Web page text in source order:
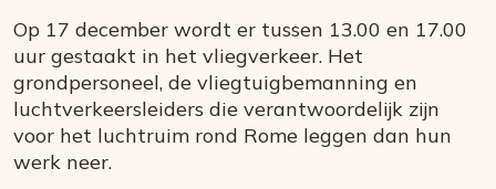
Op 17 december wordt er tussen 13.00 en 17.00
uur gestaakt in het vliegverkeer. Het
grondpersoneel, de vliegtuigbemanning en
luchtverkeersleiders die verantwoordelijk zijn
voor het luchtruim rond Rome leggen dan hun
werk neer.